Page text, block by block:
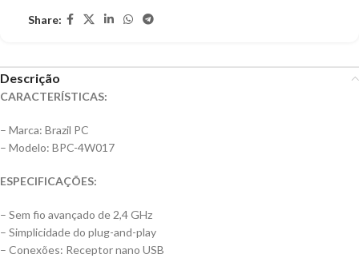
Share:
Descrição
CARACTERÍSTICAS:
– Marca: Brazil PC
– Modelo: BPC-4W017
ESPECIFICAÇÕES:
– Sem fio avançado de 2,4 GHz
– Simplicidade do plug-and-play
– Conexões: Receptor nano USB